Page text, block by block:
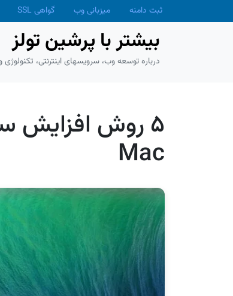
Skip to main contentثبت دامنه میزبانی وب گواهی SSL
بیشتر با پرشین تولز
درباره توسعه وب، سرویسهای اینترنتی، تکنولوژی
۵ روش
Mac